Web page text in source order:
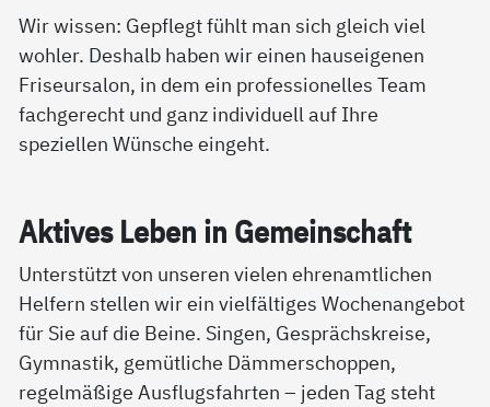
Wir wissen: Gepflegt fühlt man sich gleich viel
wohler. Deshalb haben wir einen hauseigenen
Friseursalon, in dem ein professionelles Team
fachgerecht und ganz individuell auf Ihre
speziellen Wünsche eingeht.
Ak­ti­ves Le­ben in Ge­mein­schaft
Unterstützt von unseren vielen ehrenamtlichen
Helfern stellen wir ein vielfältiges Wochenangebot
für Sie auf die Beine. Singen, Gesprächskreise,
Gymnastik, gemütliche Dämmerschoppen,
regelmäßige Ausflugsfahrten – jeden Tag steht